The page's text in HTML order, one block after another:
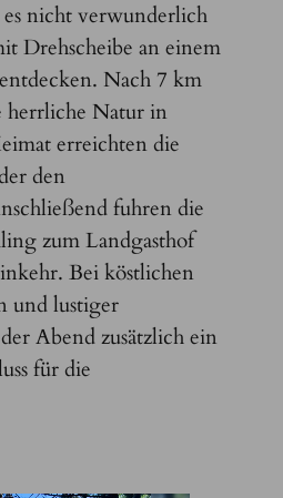
nicht verwunderlich
Drehscheibe an einem
Nach 7 km
herrliche Natur in
erreichten die
den
fuhren die
zum Landgasthof
Bei köstlichen
und lustiger
Abend zusätzlich ein
für die